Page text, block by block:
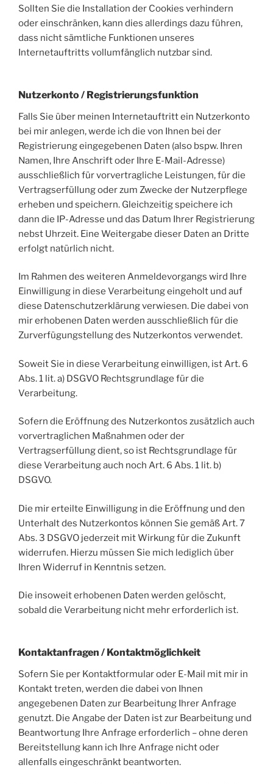
Sollten Sie die Installation der Cookies verhindern
oder einschränken, kann dies allerdings dazu führen,
dass nicht sämtliche Funktionen unseres
Internetauftritts vollumfänglich nutzbar sind.
Nutzerkonto / Registrierungsfunktion
Falls Sie über meinen Internetauftritt ein Nutzerkonto
bei mir anlegen, werde ich die von Ihnen bei der
Registrierung eingegebenen Daten (also bspw. Ihren
Namen, Ihre Anschrift oder Ihre E-Mail-Adresse)
ausschließlich für vorvertragliche Leistungen, für die
Vertragserfüllung oder zum Zwecke der Nutzerpflege
erheben und speichern. Gleichzeitig speichere ich
dann die IP-Adresse und das Datum Ihrer Registrierung
nebst Uhrzeit. Eine Weitergabe dieser Daten an Dritte
erfolgt natürlich nicht.
Im Rahmen des weiteren Anmeldevorgangs wird Ihre
Einwilligung in diese Verarbeitung eingeholt und auf
diese Datenschutzerklärung verwiesen. Die dabei von
mir erhobenen Daten werden ausschließlich für die
Zurverfügungstellung des Nutzerkontos verwendet.
Soweit Sie in diese Verarbeitung einwilligen, ist Art. 6
Abs. 1 lit. a) DSGVO Rechtsgrundlage für die
Verarbeitung.
Sofern die Eröffnung des Nutzerkontos zusätzlich auch
vorvertraglichen Maßnahmen oder der
Vertragserfüllung dient, so ist Rechtsgrundlage für
diese Verarbeitung auch noch Art. 6 Abs. 1 lit. b)
DSGVO.
Die mir erteilte Einwilligung in die Eröffnung und den
Unterhalt des Nutzerkontos können Sie gemäß Art. 7
Abs. 3 DSGVO jederzeit mit Wirkung für die Zukunft
widerrufen. Hierzu müssen Sie mich lediglich über
Ihren Widerruf in Kenntnis setzen.
Die insoweit erhobenen Daten werden gelöscht,
sobald die Verarbeitung nicht mehr erforderlich ist.
Kontaktanfragen / Kontaktmöglichkeit
Sofern Sie per Kontaktformular oder E-Mail mit mir in
Kontakt treten, werden die dabei von Ihnen
angegebenen Daten zur Bearbeitung Ihrer Anfrage
genutzt. Die Angabe der Daten ist zur Bearbeitung und
Beantwortung Ihre Anfrage erforderlich – ohne deren
Bereitstellung kann ich Ihre Anfrage nicht oder
allenfalls eingeschränkt beantworten.